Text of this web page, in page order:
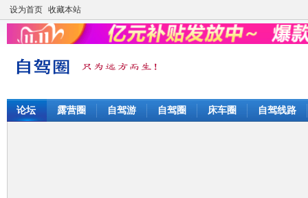
设为首页 收藏本站
论坛 露营圈 自驾游 自驾圈 床车圈 自驾线路